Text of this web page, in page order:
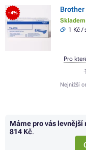
- 4% Brother
1 Kč /
Nejnižší
Pro
Máme pro vás levnější
814 Kč.